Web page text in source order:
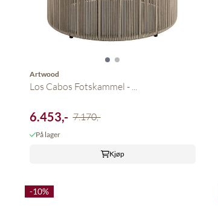
Artwood
Los Cabos Fotskammel - ...
6.453,- 7.170,-
På lager
Kjøp
-10%